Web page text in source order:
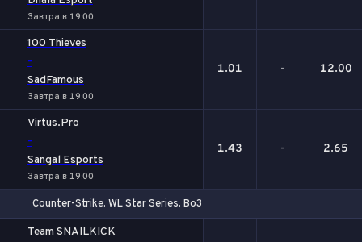
Завтра в 19:00
100 Thieves
-
SadFamous
Завтра в 19:00
1.01 - 12.00
Virtus.Pro
-
Sangal Esports
Завтра в 19:00
1.43 - 2.65
Counter-Strike. WL Star Series. Bo3
Team SNAILKICK